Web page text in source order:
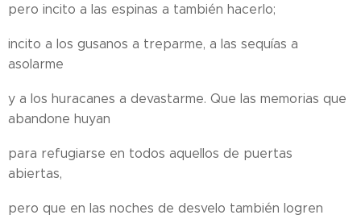
pero incito a las espinas a también hacerlo;
incito a los gusanos a treparme, a las sequías a
asolarme
y a los huracanes a devastarme. Que las memorias que
abandone huyan
para refugiarse en todos aquellos de puertas
abiertas,
pero que en las noches de desvelo también logren